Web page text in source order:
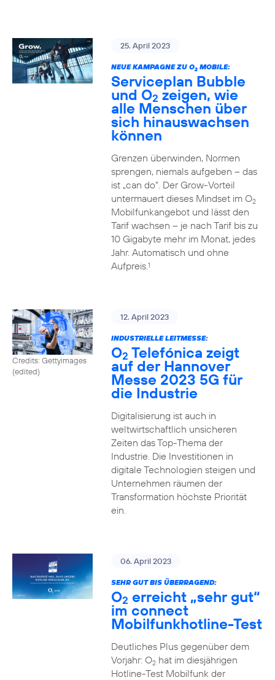
25. April 2023
NEUE KAMPAGNE ZU O2MOBILE:
Serviceplan Bubble
und O2 zeigen, wie
alle Menschen über
sich hinauswachsen
können
Grenzen überwinden, Normen
sprengen, niemals aufgeben – das
ist „can do“. Der Grow-Vorteil
untermauert dieses Mindset im O2
Mobilfunkangebot und lässt den
Tarif wachsen – je nach Tarif bis zu
10 Gigabyte mehr im Monat, jedes
Jahr. Automatisch und ohne
Aufpreis.1
Credits: Gettyimages
(edited)
12. April 2023
INDUSTRIELLE LEITMESSE:
O2 Telefónica zeigt
auf der Hannover
Messe 2023 5G für
die Industrie
Digitalisierung ist auch in
weltwirtschaftlich unsicheren
Zeiten das Top-Thema der
Industrie. Die Investitionen in
digitale Technologien steigen und
Unternehmen räumen der
Transformation höchste Priorität
ein.
06. April 2023
SEHR GUT BIS ÜBERRAGEND:
O2 erreicht „sehr gut“
im connect
Mobilfunkhotline-Test
Deutliches Plus gegenüber dem
Vorjahr: O2hat im diesjährigen
Hotline-Test Mobilfunk der